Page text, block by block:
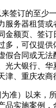
签订的至
务器租赁
额页、签
，可仅提
合同或无
大银行、
、重庆农商
准）以来
品实施案例